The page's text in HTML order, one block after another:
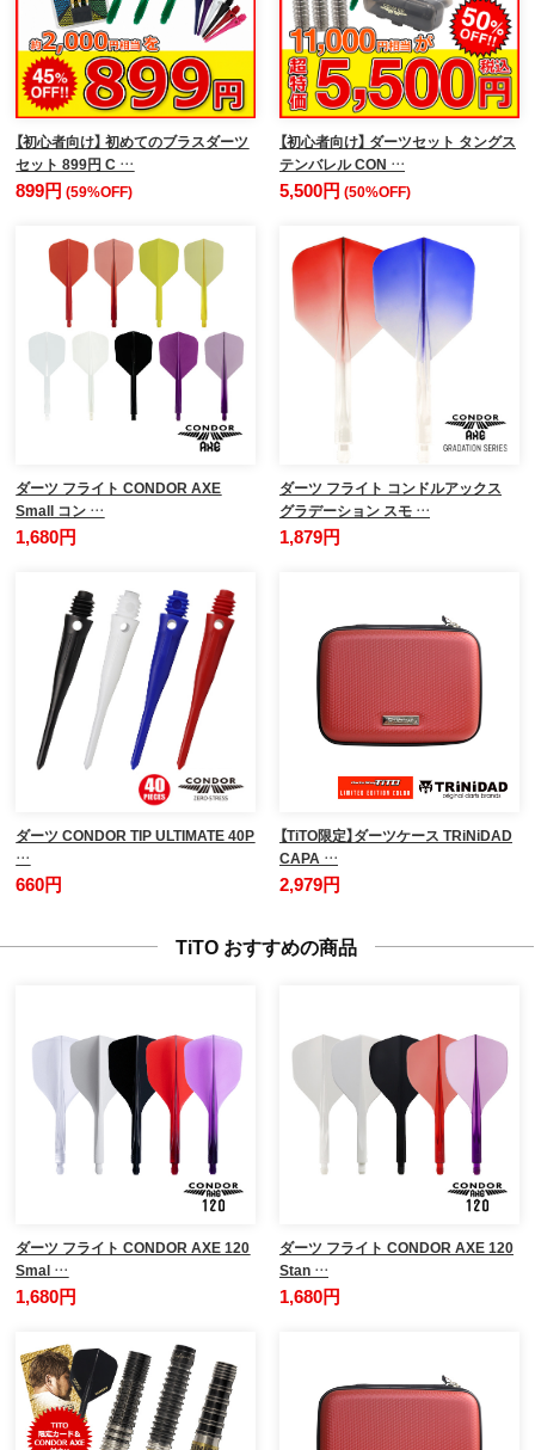
【初心者向け】 初めてのブラスダーツ
セット 899円 C …
899円(59%OFF)
【初心者向け】 ダーツセット タングス
テンバレル CON …
5,500円 (50%OFF)
ダーツ フライト CONDOR AXE
Small コン …
1,680円
ダーツ フライト コンドルアックス
グラデーション スモ …
1,879円
ダーツ CONDOR TIP ULTIMATE 40P
…
660円
【TiTO限定】ダーツケース TRiNiDAD
CAPA …
2,979円
TiTO おすすめの商品
ダーツ フライト CONDOR AXE 120
Smal …
1,680円
ダーツ フライト CONDOR AXE 120
Stan …
1,680円